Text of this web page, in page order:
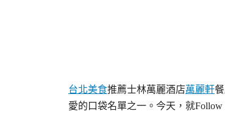
台北美食推薦士林萬麗酒店萬麗軒
愛的口袋名單之一。今天，就